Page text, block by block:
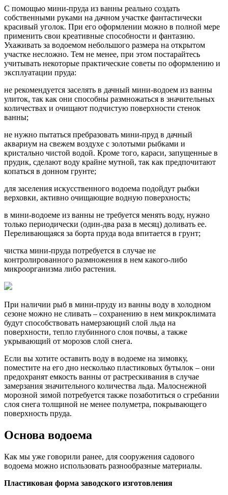
С помощью мини-пруда из ванны реально создать
собственными руками на дачном участке фантастически
красивый уголок. При его оформлении можно в полной мере
применить свои креативные способности и фантазию.
Ухаживать за водоемом небольшого размера на открытом
участке несложно. Тем не менее, при этом постарайтесь
учитывать некоторые практические советы по оформлению и
эксплуатации пруда:
не рекомендуется заселять в дачный мини-водоем из ванны
улиток, так как они способны размножаться в значительных
количествах и очищают подчистую поверхности стенок
ванны;
не нужно пытаться пребразовать мини-пруд в дачный
аквариум на свежем воздухе с золотыми рыбками и
кристально чистой водой. Кроме того, караси, запущенные в
прудик, сделают воду крайне мутной, так как предпочитают
копаться в донном грунте;
для заселения искусственного водоема подойдут рыбки
верховки, активно очищающие водную поверхность;
в мини-водоеме из ванны не требуется менять воду, нужно
только периодически (один-два раза в месяц) доливать ее.
Переливающаяся за борта пруда вода впитается в грунт;
чистка мини-пруда потребуется в случае не
контролированного размножения в нем какого-либо
микроорганизма либо растения.
При наличии рыб в мини-пруду из ванны воду в холодном
сезоне можно не сливать – сохранению в нем микроклимата
будут способствовать намерзающий слой льда на
поверхности, тепло глубинного слоя почвы, а также
укрывающий от морозов слой снега.
Если вы хотите оставить воду в водоеме на зимовку,
поместите на его дно несколько пластиковых бутылок – они
предохранят емкость ванны от растрескивания в случае
замерзания значительного количества льда. Малоснежной
морозной зимой потребуется также позаботиться о сгребании
слоя снега толщиной не менее полуметра, покрывающего
поверхность пруда.
Основа водоема
Как мы уже говорили ранее, для сооружения садового
водоема можно использовать разнообразные материалы.
Пластиковая форма заводского изготовления